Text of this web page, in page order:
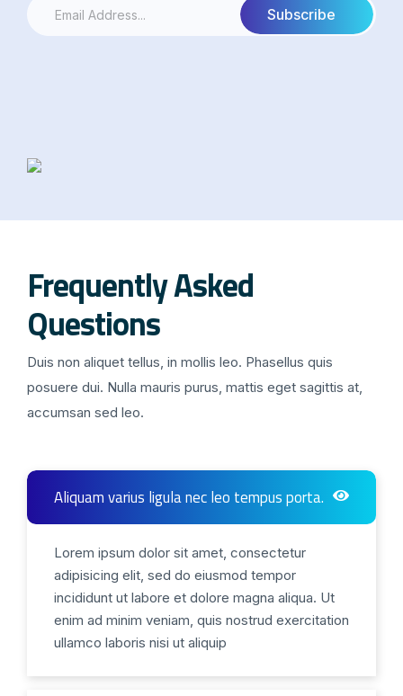
Frequently Asked
Questions
Duis non aliquet tellus, in mollis leo. Phasellus quis
posuere dui. Nulla mauris purus, mattis eget sagittis at,
accumsan sed leo.
Aliquam varius ligula nec leo tempus porta.
Lorem ipsum dolor sit amet, consectetur
adipisicing elit, sed do eiusmod tempor
incididunt ut labore et dolore magna aliqua. Ut
enim ad minim veniam, quis nostrud exercitation
ullamco laboris nisi ut aliquip